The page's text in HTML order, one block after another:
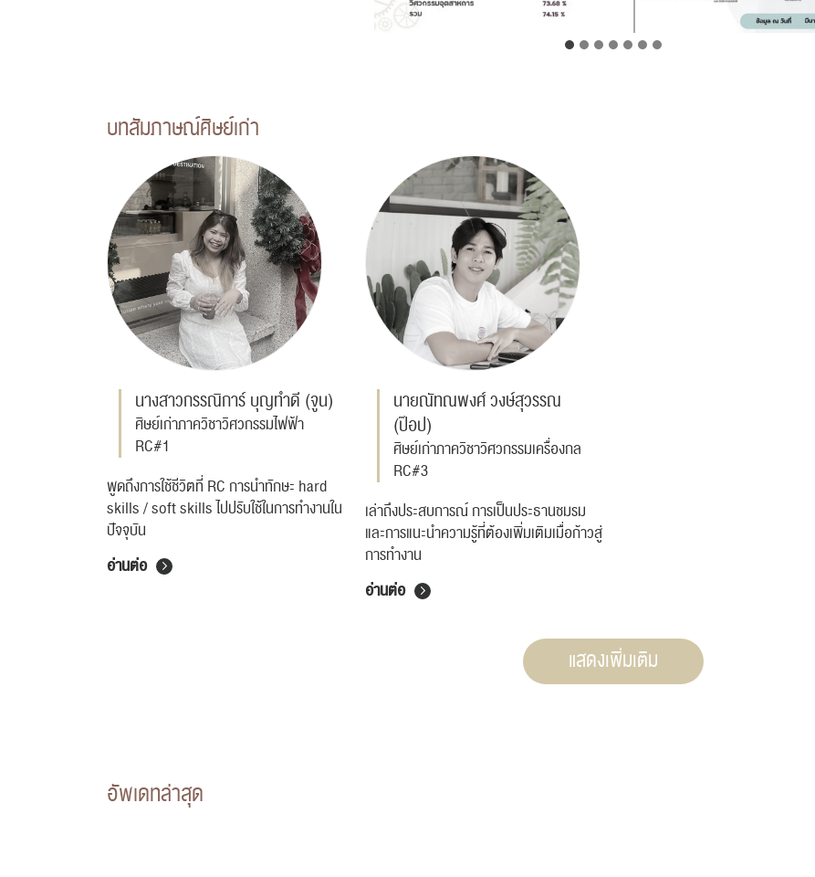
ค้นหา
สำหรับ:
บทสัมภาษณ์ศิษย์เก่า
นางสาวกรรณิการ์ บุญทำดี (จูน)
ศิษย์เก่าภาควิชาวิศวกรรมไฟฟ้า
RC#1
พูดถึงการใช้ชีวิตที่ RC การนำทักษะ hard
skills / soft skills ไปปรับใช้ในการทำงานใน
ปัจจุบัน
อ่านต่อ
นายณัทณพงศ์ วงษ์สุวรรณ
(ป๊อป)
ศิษย์เก่าภาควิชาวิศวกรรมเครื่องกล
RC#3
เล่าถึงประสบการณ์ การเป็นประธานชมรม
และการแนะนำความรู้ที่ต้องเพิ่มเติมเมื่อก้าวสู่
การทำงาน
อ่านต่อ
แสดงเพิ่มเติม
อัพเดทล่าสุด
RC Activity
ส่งข่าวประชาสัมพันธ์
ส่งข่าวประชาสัมพันธ์